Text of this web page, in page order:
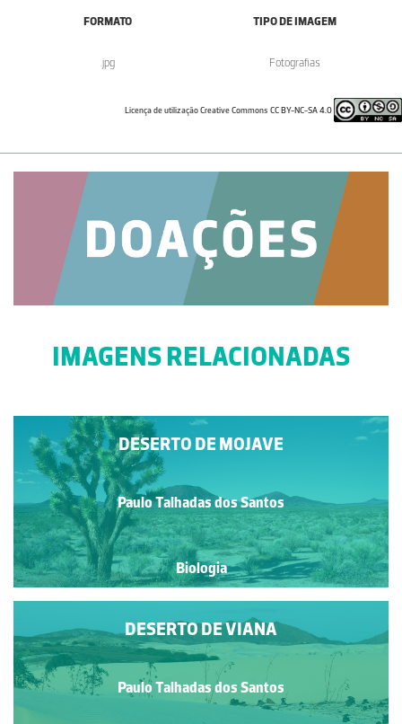
FORMATO
.jpg
TIPO DE IMAGEM
Fotografias
Licença de utilização Creative Commons CC BY-NC-SA 4.0
IMAGENS RELACIONADAS
DESERTO DE MOJAVE
Paulo Talhadas dos Santos
Biologia
DESERTO DE VIANA
Paulo Talhadas dos Santos